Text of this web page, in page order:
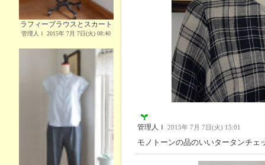
ラフィーブラウスとスカート
管理人Ｉ 2015年 7月 7日(火) 08:40
管理人Ｉ 2015年 7月 7日(火) 15:01
モノトーンの品のいいタータンチェ